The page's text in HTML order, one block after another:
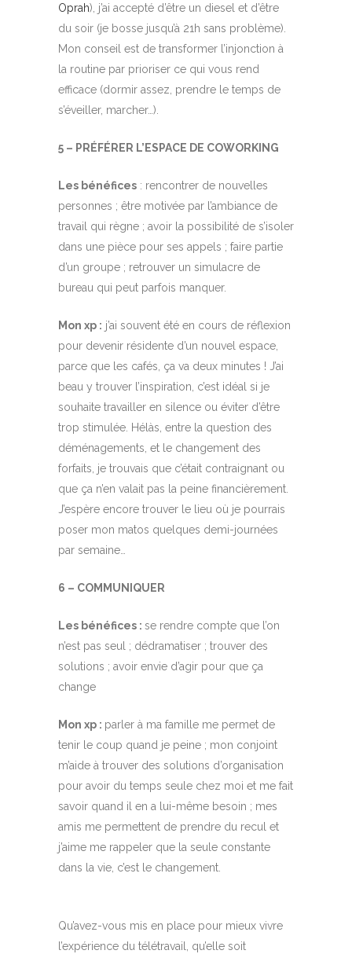
Oprah), j’ai accepté d’être un diesel et d’être
du soir (je bosse jusqu’à 21h sans problème).
Mon conseil est de transformer l’injonction à
la routine par prioriser ce qui vous rend
efficace (dormir assez, prendre le temps de
s’éveiller, marcher…).
5 – PRÉFÉRER L’ESPACE DE COWORKING
Les bénéfices : rencontrer de nouvelles
personnes ; être motivée par l’ambiance de
travail qui règne ; avoir la possibilité de s’isoler
dans une pièce pour ses appels ; faire partie
d’un groupe ; retrouver un simulacre de
bureau qui peut parfois manquer.
Mon xp : j’ai souvent été en cours de réflexion
pour devenir résidente d’un nouvel espace,
parce que les cafés, ça va deux minutes ! J’ai
beau y trouver l’inspiration, c’est idéal si je
souhaite travailler en silence ou éviter d’être
trop stimulée. Hélàs, entre la question des
déménagements, et le changement des
forfaits, je trouvais que c’était contraignant ou
que ça n’en valait pas la peine financièrement.
J’espère encore trouver le lieu où je pourrais
poser mon matos quelques demi-journées
par semaine…
6 – COMMUNIQUER
Les bénéfices : se rendre compte que l’on
n’est pas seul ; dédramatiser ; trouver des
solutions ; avoir envie d’agir pour que ça
change
Mon xp : parler à ma famille me permet de
tenir le coup quand je peine ; mon conjoint
m’aide à trouver des solutions d’organisation
pour avoir du temps seule chez moi et me fait
savoir quand il en a lui-même besoin ; mes
amis me permettent de prendre du recul et
j’aime me rappeler que la seule constante
dans la vie, c’est le changement.
Qu’avez-vous mis en place pour mieux vivre
l’expérience du télétravail, qu’elle soit